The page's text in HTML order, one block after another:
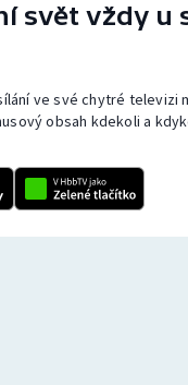
svět vždy u
ve své chytré televizi
obsah kdekoli a